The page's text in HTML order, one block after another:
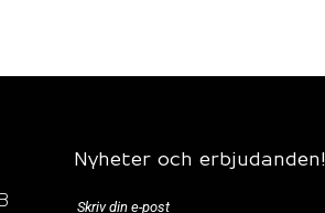
Nyheter och erbjudanden!